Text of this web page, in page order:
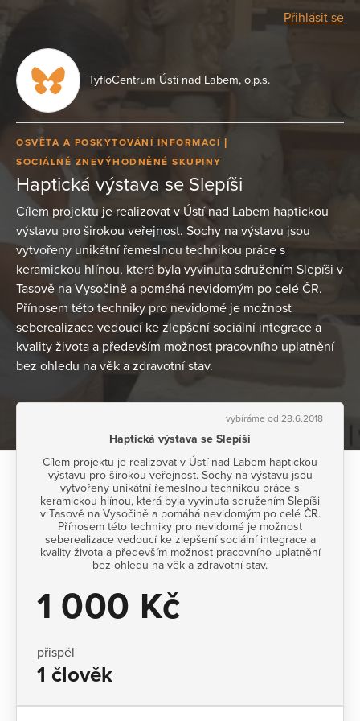
Přihlásit se
TyfloCentrum Ústí nad Labem, o.p.s.
OSVĚTA A POSKYTOVÁNÍ INFORMACÍ
SOCIÁLNĚ ZNEVÝHODNĚNÉ SKUPINY
Haptická výstava se Slepíši
Cílem projektu je realizovat v Ústí nad Labem haptickou
výstavu pro širokou veřejnost. Sochy na výstavu jsou
vytvořeny unikátní řemeslnou technikou práce s
keramickou hlínou, která byla vyvinuta sdružením Slepíši v
Tasově na Vysočině a pomáhá nevidomým po celé ČR.
Přínosem této techniky pro nevidomé je možnost
seberealizace vedoucí ke zlepšení sociální integrace a
kvality života a především možnost pracovního uplatnění
bez ohledu na věk a zdravotní stav.
vybíráme od 28.6.2018
Haptická výstava se Slepíši
Cílem projektu je realizovat v Ústí nad Labem haptickou
výstavu pro širokou veřejnost. Sochy na výstavu jsou
vytvořeny unikátní řemeslnou technikou práce s
keramickou hlínou, která byla vyvinuta sdružením Slepíši
v Tasově na Vysočině a pomáhá nevidomým po celé ČR.
Přínosem této techniky pro nevidomé je možnost
seberealizace vedoucí ke zlepšení sociální integrace a
kvality života a především možnost pracovního uplatnění
bez ohledu na věk a zdravotní stav.
1 000 Kč
přispěl
1 člověk